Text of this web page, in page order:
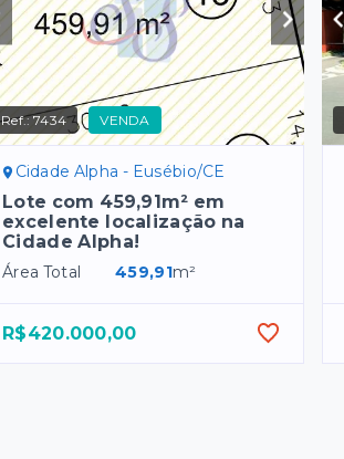
Ref.:7434 VENDA
Cidade Alpha - Eusébio/CE
Lote com 459,91m² em
excelente localização na
Cidade Alpha!
Área Total 459,91m²
R$420.000,00